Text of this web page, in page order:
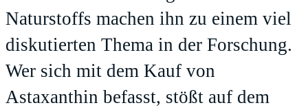
Naturstoffs machen ihn zu einem viel
diskutierten Thema in der Forschung.
Wer sich mit dem Kauf von
Astaxanthin befasst, stößt auf dem